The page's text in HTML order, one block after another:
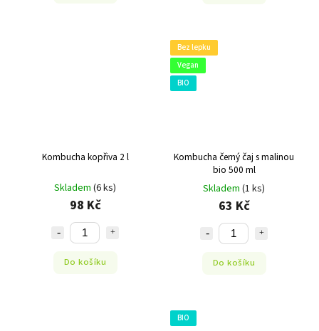
Kombucha kopřiva 2 l
Skladem (6 ks)
98 Kč
Do košíku
Bez lepku
Vegan
BIO
Kombucha černý čaj s malinou
bio 500 ml
Skladem (1 ks)
63 Kč
Do košíku
BIO